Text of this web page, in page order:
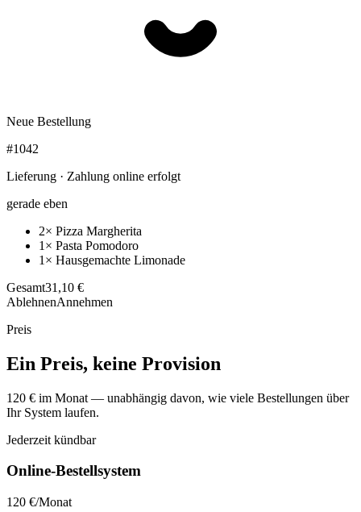
Neue Bestellung
#1042
Lieferung · Zahlung online erfolgt
gerade eben
2× Pizza Margherita
1× Pasta Pomodoro
1× Hausgemachte Limonade
Gesamt31,10 €
AblehnenAnnehmen
Preis
Ein Preis, keine Provision
120 € im Monat — unabhängig davon, wie viele Bestellungen über
Ihr System laufen.
Jederzeit kündbar
Online-Bestellsystem
120 €/Monat